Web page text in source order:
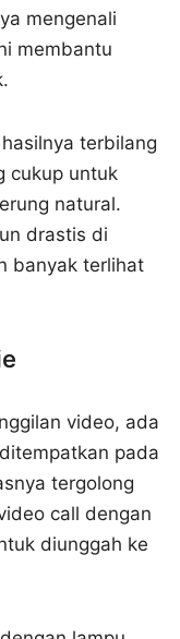
mengenali
membantu
terbilang
cukup untuk
natural.
drastis di
banyak terlihat
video, ada
pada
tergolong
call dengan
diunggah ke